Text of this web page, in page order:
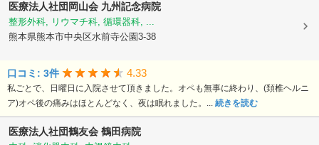
医療法人社団岡山会 九州記念病院
整形外科, リウマチ科, 循環器科, ...
熊本県熊本市中央区水前寺公園3-38
口コミ: 3件 4.33
私ごとで、日曜日に入院させて頂きました。オペも無事に終わり、(頚椎ヘルニ
ア)オペ後の痛みはほとんどなく、夜は眠れました。... 続きを読む
医療法人社団鶴友会 鶴田病院